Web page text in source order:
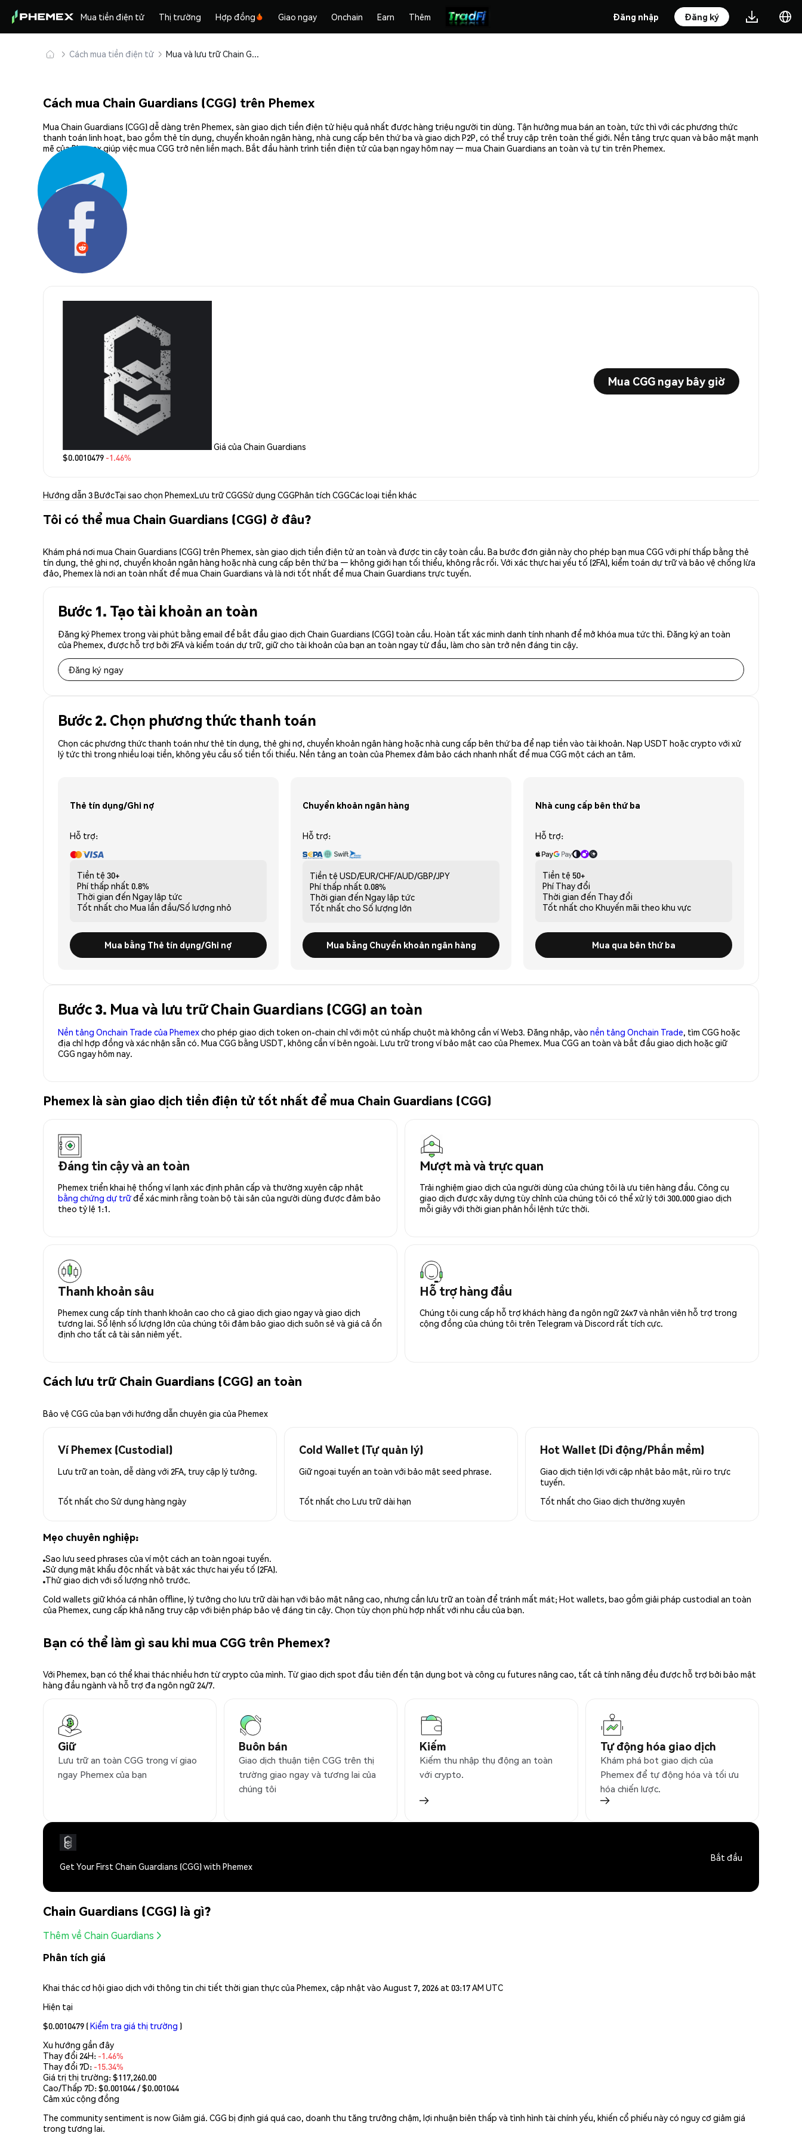
Mua tiền điện tử Thị trường Hợp đồng Giao ngay Onchain Earn Thêm Đăng nhập Đăng ký
Cách mua tiền điện tử Mua và lưu trữ Chain Guardians (CGG) an toàn
Cách mua Chain Guardians (CGG) trên Phemex
Mua Chain Guardians (CGG) dễ dàng trên Phemex, sàn giao dịch tiền điện tử hiệu quả nhất được hàng triệu người tin dùng. Tận hưởng mua bán an toàn, tức thì với các phương thức
thanh toán linh hoạt, bao gồm thẻ tín dụng, chuyển khoản ngân hàng, nhà cung cấp bên thứ ba và giao dịch P2P, có thể truy cập trên toàn thế giới. Nền tảng trực quan và bảo mật mạnh
mẽ của Phemex giúp việc mua CGG trở nên liền mạch. Bắt đầu hành trình tiền điện tử của bạn ngay hôm nay — mua Chain Guardians an toàn và tự tin trên Phemex.
Chia sẻ:
Giá của Chain Guardians
$0.0010479 -1.46%
Mua CGG ngay bây giờ
Hướng dẫn 3 BướcTại sao chọn PhemexLưu trữ CGGSử dụng CGGPhân tích CGGCác loại tiền khác
Tôi có thể mua Chain Guardians (CGG) ở đâu?
Khám phá nơi mua Chain Guardians (CGG) trên Phemex, sàn giao dịch tiền điện tử an toàn và được tin cậy toàn cầu. Ba bước đơn giản này cho phép bạn mua CGG với phí thấp bằng thẻ
tín dụng, thẻ ghi nợ, chuyển khoản ngân hàng hoặc nhà cung cấp bên thứ ba — không giới hạn tối thiểu, không rắc rối. Với xác thực hai yếu tố (2FA), kiểm toán dự trữ và bảo vệ chống lừa
đảo, Phemex là nơi an toàn nhất để mua Chain Guardians và là nơi tốt nhất để mua Chain Guardians trực tuyến.
Bước 1. Tạo tài khoản an toàn
Đăng ký Phemex trong vài phút bằng email để bắt đầu giao dịch Chain Guardians (CGG) toàn cầu. Hoàn tất xác minh danh tính nhanh để mở khóa mua tức thì. Đăng ký an toàn
của Phemex, được hỗ trợ bởi 2FA và kiểm toán dự trữ, giữ cho tài khoản của bạn an toàn ngay từ đầu, làm cho sàn trở nên đáng tin cậy.
Đăng ký ngay
Bước 2. Chọn phương thức thanh toán
Chọn các phương thức thanh toán như thẻ tín dụng, thẻ ghi nợ, chuyển khoản ngân hàng hoặc nhà cung cấp bên thứ ba để nạp tiền vào tài khoản. Nạp USDT hoặc crypto với xử
lý tức thì trong nhiều loại tiền, không yêu cầu số tiền tối thiểu. Nền tảng an toàn của Phemex đảm bảo cách nhanh nhất để mua CGG một cách an tâm.
Thẻ tín dụng/Ghi nợ
Hỗ trợ:
Tiền tệ 30+
Phí thấp nhất 0.8%
Thời gian đến Ngay lập tức
Tốt nhất cho Mua lần đầu/Số lượng nhỏ
Mua bằng Thẻ tín dụng/Ghi nợ
Chuyển khoản ngân hàng
Hỗ trợ:
Tiền tệ USD/EUR/CHF/AUD/GBP/JPY
Phí thấp nhất 0.08%
Thời gian đến Ngay lập tức
Tốt nhất cho Số lượng lớn
Mua bằng Chuyển khoản ngân hàng
Nhà cung cấp bên thứ ba
Hỗ trợ:
Tiền tệ 50+
Phí Thay đổi
Thời gian đến Thay đổi
Tốt nhất cho Khuyến mãi theo khu vực
Mua qua bên thứ ba
Bước 3. Mua và lưu trữ Chain Guardians (CGG) an toàn
Nền tảng Onchain Trade của Phemexcho phép giao dịch token on-chain chỉ với một cú nhấp chuột mà không cần ví Web3. Đăng nhập, vào nền tảng Onchain Trade, tìm CGG hoặc
địa chỉ hợp đồng và xác nhận sẵn có. Mua CGG bằng USDT, không cần ví bên ngoài. Lưu trữ trong ví bảo mật cao của Phemex. Mua CGG an toàn và bắt đầu giao dịch hoặc giữ
CGG ngay hôm nay.
Phemex là sàn giao dịch tiền điện tử tốt nhất để mua Chain Guardians (CGG)
Đáng tin cậy và an toàn
Phemex triển khai hệ thống ví lạnh xác định phân cấp và thường xuyên cập nhật
bằng chứng dự trữđể xác minh rằng toàn bộ tài sản của người dùng được đảm bảo
theo tỷ lệ 1:1.
Mượt mà và trực quan
Trải nghiệm giao dịch của người dùng của chúng tôi là ưu tiên hàng đầu. Công cụ
giao dịch được xây dựng tùy chỉnh của chúng tôi có thể xử lý tới 300.000 giao dịch
mỗi giây với thời gian phản hồi lệnh tức thời.
Thanh khoản sâu
Phemex cung cấp tính thanh khoản cao cho cả giao dịch giao ngay và giao dịch
tương lai. Sổ lệnh số lượng lớn của chúng tôi đảm bảo giao dịch suôn sẻ và giá cả ổn
định cho tất cả tài sản niêm yết.
Hỗ trợ hàng đầu
Chúng tôi cung cấp hỗ trợ khách hàng đa ngôn ngữ 24x7 và nhân viên hỗ trợ trong
cộng đồng của chúng tôi trên Telegram và Discord rất tích cực.
Cách lưu trữ Chain Guardians (CGG) an toàn
Bảo vệ CGG của bạn với hướng dẫn chuyên gia của Phemex
Ví Phemex (Custodial)
Lưu trữ an toàn, dễ dàng với 2FA, truy cập lý tưởng.
Tốt nhất cho Sử dụng hàng ngày
Cold Wallet (Tự quản lý)
Giữ ngoại tuyến an toàn với bảo mật seed phrase.
Tốt nhất cho Lưu trữ dài hạn
Hot Wallet (Di động/Phần mềm)
Giao dịch tiện lợi với cập nhật bảo mật, rủi ro trực
tuyến.
Tốt nhất cho Giao dịch thường xuyên
Mẹo chuyên nghiệp:
Sao lưu seed phrases của ví một cách an toàn ngoại tuyến.
Sử dụng mật khẩu độc nhất và bật xác thực hai yếu tố (2FA).
Thử giao dịch với số lượng nhỏ trước.
Cold wallets giữ khóa cá nhân offline, lý tưởng cho lưu trữ dài hạn với bảo mật nâng cao, nhưng cần lưu trữ an toàn để tránh mất mát; Hot wallets, bao gồm giải pháp custodial an toàn
của Phemex, cung cấp khả năng truy cập với biện pháp bảo vệ đáng tin cậy. Chọn tùy chọn phù hợp nhất với nhu cầu của bạn.
Bạn có thể làm gì sau khi mua CGG trên Phemex?
Với Phemex, bạn có thể khai thác nhiều hơn từ crypto của mình. Từ giao dịch spot đầu tiên đến tận dụng bot và công cụ futures nâng cao, tất cả tính năng đều được hỗ trợ bởi bảo mật
hàng đầu ngành và hỗ trợ đa ngôn ngữ 24/7.
Giữ
Lưu trữ an toàn CGG trong ví giao
ngay Phemex của bạn
Buôn bán
Giao dịch thuận tiện CGG trên thị
trường giao ngay và tương lai của
chúng tôi
Kiếm
Kiếm thu nhập thụ động an toàn
với crypto.
Tự động hóa giao dịch
Khám phá bot giao dịch của
Phemex để tự động hóa và tối ưu
hóa chiến lược.
Get Your First Chain Guardians (CGG) with Phemex
Bắt đầu
Chain Guardians (CGG) là gì?
Thêm về Chain Guardians
Phân tích giá
Khai thác cơ hội giao dịch với thông tin chi tiết thời gian thực của Phemex, cập nhật vào August 7, 2026 at 03:17 AM UTC
Hiện tại
$0.0010479 (Kiểm tra giá thị trường )
Xu hướng gần đây
Thay đổi 24H: -1.46%
Thay đổi 7D: -15.34%
Giá trị thị trường:$117,260.00
Cao/Thấp 7D: $0.001044/ $0.001044
Cảm xúc cộng đồng
The community sentiment is now Giảm giá. CGG bị định giá quá cao, doanh thu tăng trưởng chậm, lợi nhuận biên thấp và tình hình tài chính yếu, khiến cổ phiếu này có nguy cơ giảm giá
trong tương lai.